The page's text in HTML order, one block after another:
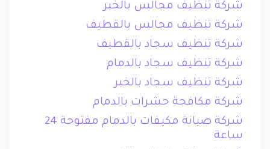
شركة تنظيف مجالس بالخبر
شركة تنظيف مجالس بالقطيف
شركة تنظيف سجاد بالقطيف
شركة تنظيف سجاد بالدمام
شركة تنظيف سجاد بالخبر
شركة مكافحة حشرات بالدمام
شركة صيانة مكيفات بالدمام مفتوحة 24
ساعة